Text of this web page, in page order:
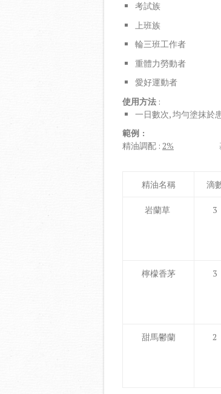
考試族
上班族
輪三班工作者
重體力勞動者
愛好運動者
使用方法 :
一日數次, 均勻塗抹於
範例 :
精油調配 : 2% 基質
精油名稱 滴
岩蘭草 3
檸檬香茅 3
甜馬鬱蘭 2